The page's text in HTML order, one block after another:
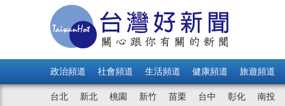
政治頻道 社會頻道 生活頻道 健康頻道 旅遊頻道
台北 新北 桃園 新竹 苗栗 台中 彰化 南投